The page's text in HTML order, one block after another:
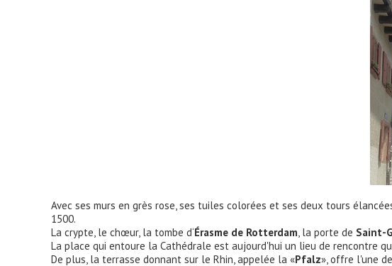
Avec ses murs en grès rose, ses tuiles colorées et ses deux tours
1500.
La crypte, le chœur, la tombe d‘Érasme de Rotterdam, la porte de Saint-
La place qui entoure la Cathédrale est aujourd'hui un lieu de rencontre
De plus, la terrasse donnant sur le Rhin, appelée la «Pfalz», offre l'une